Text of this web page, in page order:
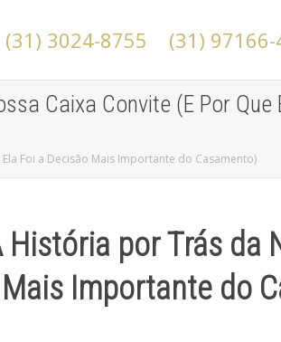
(31) 3024-8755 (31)
Caixa Convite (E Por
Foi a Decisão Mais Importante do Casamento)
História por Trás da
Importante do